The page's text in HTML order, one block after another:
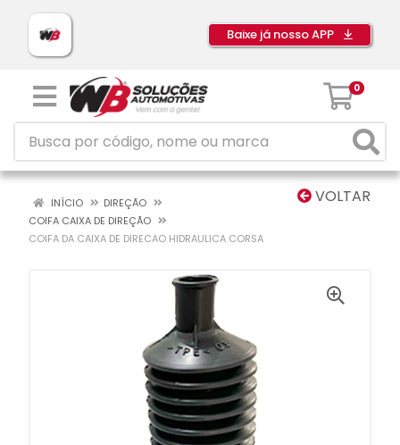
Baixe já nosso APP
0
VOLTAR
INÍCIO
DIREÇÃO
COIFA CAIXA DE DIREÇÃO
COIFA DA CAIXA DE DIRECAO HIDRAULICA CORSA